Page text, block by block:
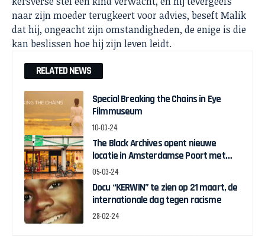
naar zijn moeder terugkeert voor advies, beseft Malik
dat hij, ongeacht zijn omstandigheden, de enige is die
kan beslissen hoe hij zijn leven leidt.
RELATED NEWS
Special Breaking the Chains in Eye
Filmmuseum
10-03-24
The Black Archives opent nieuwe
locatie in Amsterdamse Poort met
pop-up expo over Ghanese
05-03-24
Docu “KERWIN” te zien op 21 maart, de
internationale dag tegen racisme
28-02-24